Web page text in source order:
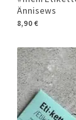
Ännisews
8,90 €